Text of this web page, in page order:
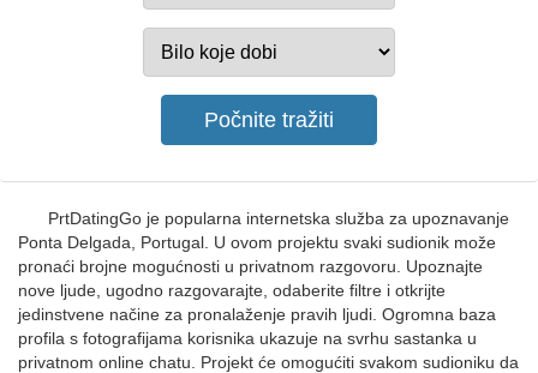
PrtDatingGo je popularna internetska služba za upoznavanje
Ponta Delgada, Portugal. U ovom projektu svaki sudionik može
pronaći brojne mogućnosti u privatnom razgovoru. Upoznajte
nove ljude, ugodno razgovarajte, odaberite filtre i otkrijte
jedinstvene načine za pronalaženje pravih ljudi. Ogromna baza
profila s fotografijama korisnika ukazuje na svrhu sastanka u
privatnom online chatu. Projekt će omogućiti svakom sudioniku da